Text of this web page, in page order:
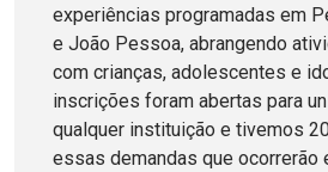
experiências programadas em
e João Pessoa, abrangendo
com crianças, adolescentes e
inscrições foram abertas para
qualquer instituição e tivemos
essas demandas que ocorrerão